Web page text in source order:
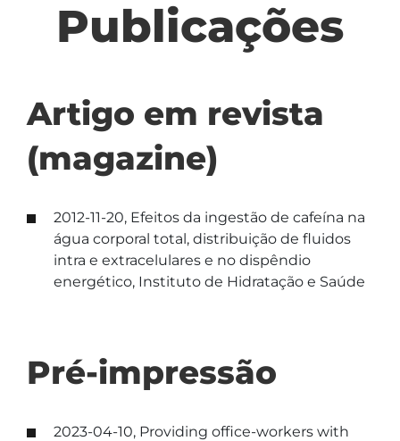
Publicações
Artigo em revista
(magazine)
2012-11-20, Efeitos da ingestão de cafeína na
água corporal total, distribuição de fluidos
intra e extracelulares e no dispêndio
energético, Instituto de Hidratação e Saúde
Pré-impressão
2023-04-10, Providing office-workers with